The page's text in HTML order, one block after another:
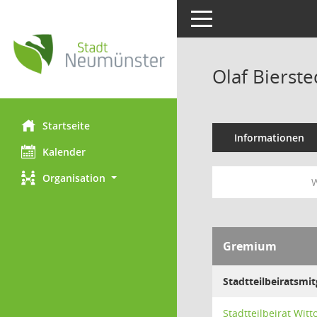
Startseite
Kalender
Organisation
Toggle navigation
Olaf
Informationen
Gremium
Stadtteilbeirat